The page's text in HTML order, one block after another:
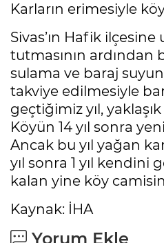
Karların erimesiyle
Sivas’ın Hafik
tutmasının ardından
sulama ve baraj
takviye edilmesiyle
geçtiğimiz yıl,
Köyün 14 yıl sonra
Ancak bu yıl yağan
yıl sonra 1 yıl
kalan yine köy
Kaynak: İHA
Yorum Ekle